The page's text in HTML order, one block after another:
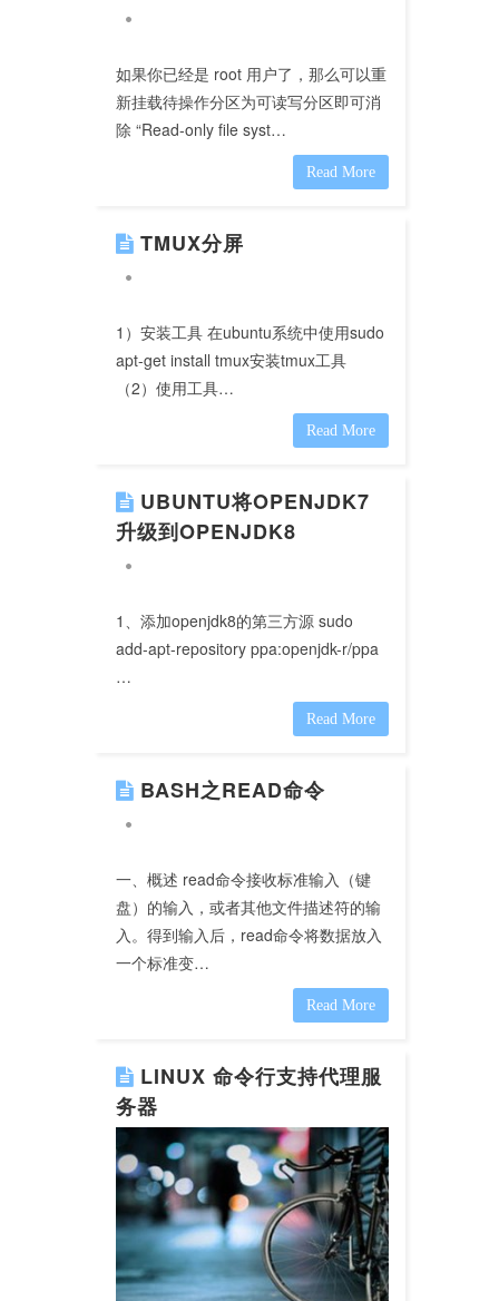
如果你已经是 root 用户了，那么可以重
新挂载待操作分区为可读写分区即可消
除 “Read-only file syst…
Read More
TMUX分屏
1）安装工具 在ubuntu系统中使用sudo
apt-get install tmux安装tmux工具
（2）使用工具…
Read More
UBUNTU将OPENJDK7
升级到OPENJDK8
1、添加openjdk8的第三方源 sudo
add-apt-repository ppa:openjdk-r/ppa
…
Read More
BASH之READ命令
一、概述 read命令接收标准输入（键
盘）的输入，或者其他文件描述符的输
入。得到输入后，read命令将数据放入
一个标准变…
Read More
LINUX 命令行支持代理服
务器